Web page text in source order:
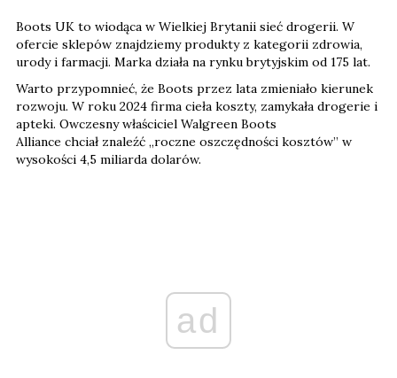
Boots UK to wiodąca w Wielkiej Brytanii sieć drogerii. W
ofercie sklepów znajdziemy produkty z kategorii zdrowia,
urody i farmacji. Marka działa na rynku brytyjskim od 175 lat.
Warto przypomnieć, że Boots przez lata zmieniało kierunek
rozwoju. W roku 2024 firma cieła koszty, zamykała drogerie i
apteki. Owczesny właściciel Walgreen Boots
Alliance chciał znaleźć „roczne oszczędności kosztów” w
wysokości 4,5 miliarda dolarów.
ad